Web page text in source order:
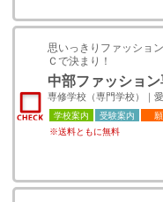
思いっきりファッショ
Ｃで決まり！
中部ファッショ
専修学校（専門学校）｜
学校案内 受験案内
※送料ともに無料